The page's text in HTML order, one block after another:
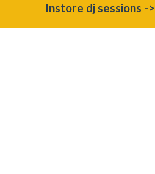
Instore dj sessions ->